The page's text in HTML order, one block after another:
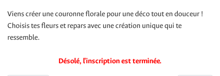
Viens créer une couronne florale pour une déco tout en douceur !
Choisis tes fleurs et repars avec une création unique qui te
ressemble.
Désolé, l'inscription est terminée.